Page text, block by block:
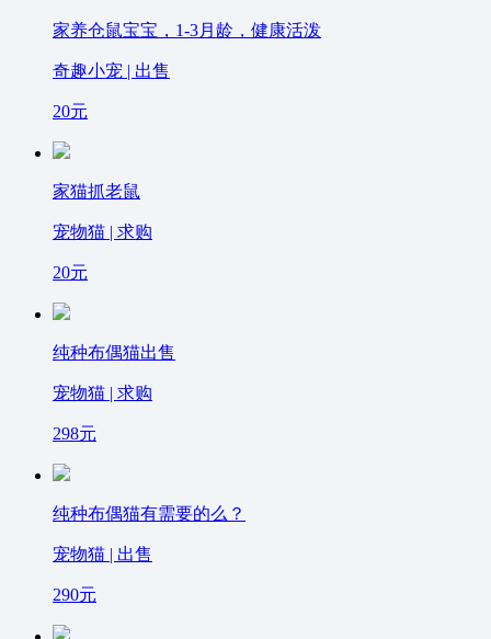
家养仓鼠宝宝，1-3月龄，健康活泼
奇趣小宠 | 出售
20元
家猫抓老鼠
宠物猫 | 求购
20元
纯种布偶猫出售
宠物猫 | 求购
298元
纯种布偶猫有需要的么？
宠物猫 | 出售
290元